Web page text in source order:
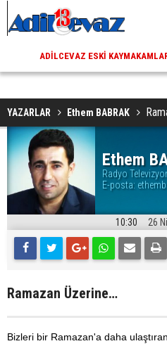
ADILCEVAZ ESKI
YAZARLAR Ethem BABRAK
Ethem
Radyo
E-posta:
10:30 26
Ramazan Üzerine…
Bizleri bir Ramazan'a daha